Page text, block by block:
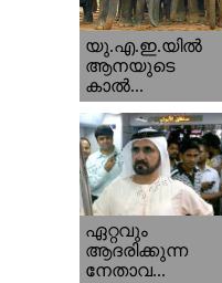
യു.എ.ഇ.യില്‍
ആനയുടെ
കാല്‍...
ഏറ്റവും
ആദരിക്കുന്ന
നേതാവ...